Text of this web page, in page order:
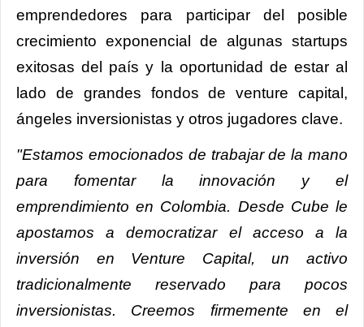
emprendedores para participar del posible
crecimiento exponencial de algunas startups
exitosas del país y la oportunidad de estar al
lado de grandes fondos de venture capital,
ángeles inversionistas y otros jugadores clave.
"Estamos emocionados de trabajar de la mano
para fomentar la innovación y el
emprendimiento en Colombia. Desde Cube le
apostamos a democratizar el acceso a la
inversión en Venture Capital, un activo
tradicionalmente reservado para pocos
inversionistas. Creemos firmemente en el